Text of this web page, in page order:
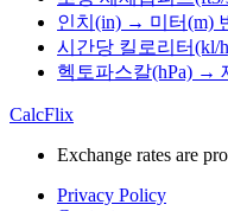
인치(in) → 미터(m)
시간당 킬로리터(kl/
헥토파스칼(hPa) →
CalcFlix
Exchange rates are
Privacy Policy